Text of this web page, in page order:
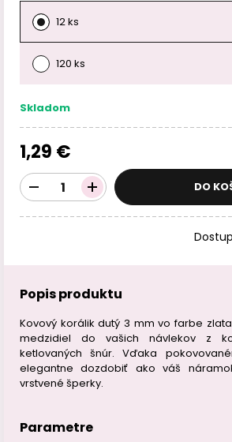
12 ks
120 ks
Skladom
1,29 €
DO
Popis produktu
Kovový korálik dutý 3 mm vo farbe
medzidiel do vašich návlekov z
ketlovaných šnúr. Vďaka
elegantne dozdobiť ako váš
vrstvené šperky.
Parametre